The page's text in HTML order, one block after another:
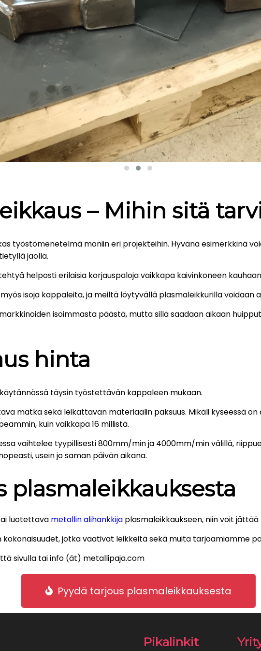
– Mihin sitä
työstömenetelmä moniin eri projekteihin. Hyvänä esimerkkinä
jaolla.
helposti erilaisia korjauspaloja vaikkapa kaivinkoneen
isoja kappaleita, ja meiltä löytyvällä plasmaleikkurilla voidaan
isoimmasta päästä, mutta sillä saadaan aikaan
hinta
täysin työstettävän kappaleen mukaan.
matka sekä leikattavan materiaalin paksuus. Mikäli kyseessä
kuin vaikkapa 16 millistä.
vaihtelee tyypillisesti 800mm/min ja 4000mm/min välillä,
usein jo saman päivän aikana.
plasmaleikkauksesta
luotettava metallin alihankkija plasmaleikkaukseen, niin voit
jotka vaativat leikkeitä sekä muita tarjoamiamme
sivulla tai info (ät) metallipaja.com
Pyydä tarjous plasmaleikkauksesta
Pikalinkit